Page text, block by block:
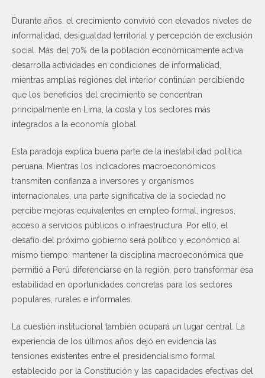
Durante años, el crecimiento convivió con elevados niveles de
informalidad, desigualdad territorial y percepción de exclusión
social. Más del 70% de la población económicamente activa
desarrolla actividades en condiciones de informalidad,
mientras amplias regiones del interior continúan percibiendo
que los beneficios del crecimiento se concentran
principalmente en Lima, la costa y los sectores más
integrados a la economía global.
Esta paradoja explica buena parte de la inestabilidad política
peruana. Mientras los indicadores macroeconómicos
transmiten confianza a inversores y organismos
internacionales, una parte significativa de la sociedad no
percibe mejoras equivalentes en empleo formal, ingresos,
acceso a servicios públicos o infraestructura. Por ello, el
desafío del próximo gobierno será político y económico al
mismo tiempo: mantener la disciplina macroeconómica que
permitió a Perú diferenciarse en la región, pero transformar esa
estabilidad en oportunidades concretas para los sectores
populares, rurales e informales.
La cuestión institucional también ocupará un lugar central. La
experiencia de los últimos años dejó en evidencia las
tensiones existentes entre el presidencialismo formal
establecido por la Constitución y las capacidades efectivas del